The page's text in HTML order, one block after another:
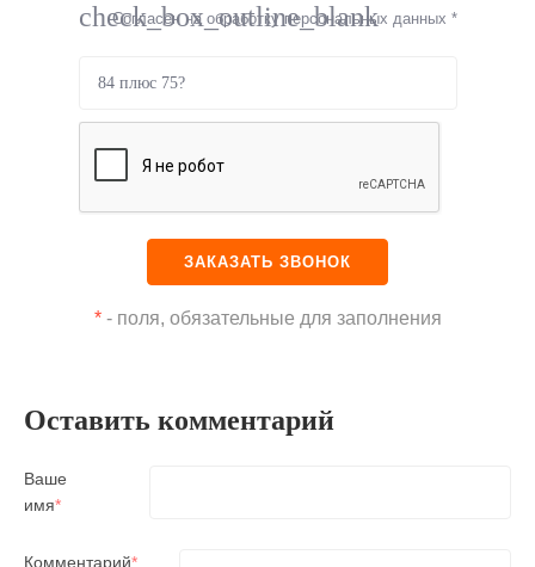
check_box_outline_blank
Согласен на обработку персональных данных *
* - поля, обязательные для заполнения
Оставить комментарий
Ваше
имя*
Комментарий*